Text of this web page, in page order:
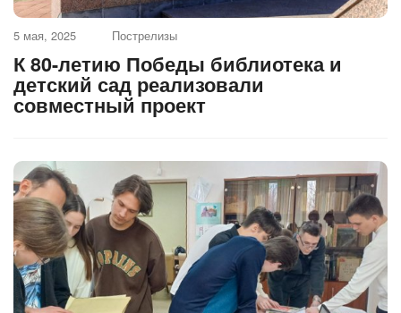
5 мая, 2025 Пострелизы
К 80-летию Победы библиотека и
детский сад реализовали
совместный проект